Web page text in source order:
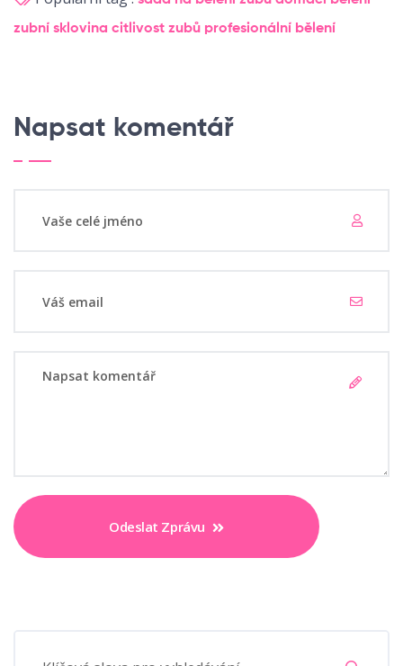
zubní sklovina citlivost zubů profesionální bělení
Napsat komentář
Odeslat Zprávu